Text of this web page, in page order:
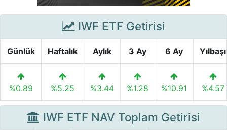
IWF ETF Getirisi
Günlük Haftalık Aylık 3 Ay 6 Ay Yılbaşı
%0.89 %5.25 %3.44 %1.28 %10.91 %4.57
IWF ETF NAV Toplam Getirisi